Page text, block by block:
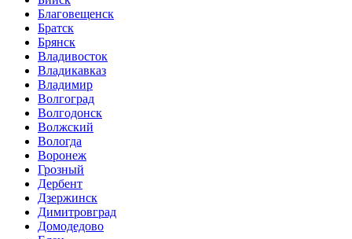
Благовещенск
Братск
Брянск
Владивосток
Владикавказ
Владимир
Волгоград
Волгодонск
Волжский
Вологда
Воронеж
Грозный
Дербент
Дзержинск
Димитровград
Домодедово